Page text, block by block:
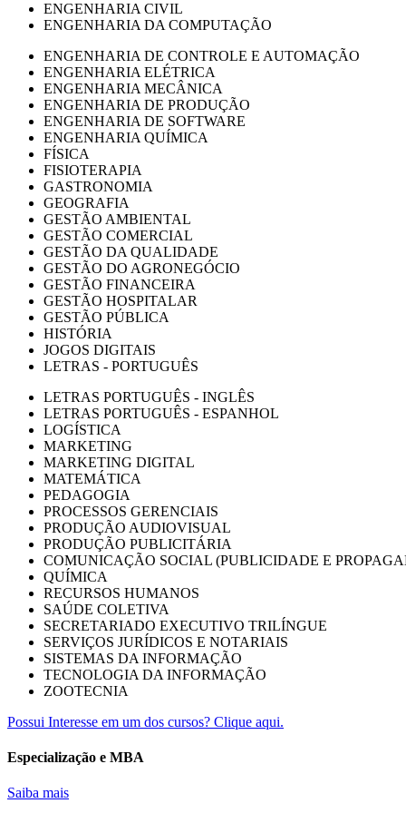
ENGENHARIA CIVIL
ENGENHARIA DA COMPUTAÇÃO
ENGENHARIA DE CONTROLE E AUTOMAÇÃO
ENGENHARIA ELÉTRICA
ENGENHARIA MECÂNICA
ENGENHARIA DE PRODUÇÃO
ENGENHARIA DE SOFTWARE
ENGENHARIA QUÍMICA
FÍSICA
FISIOTERAPIA
GASTRONOMIA
GEOGRAFIA
GESTÃO AMBIENTAL
GESTÃO COMERCIAL
GESTÃO DA QUALIDADE
GESTÃO DO AGRONEGÓCIO
GESTÃO FINANCEIRA
GESTÃO HOSPITALAR
GESTÃO PÚBLICA
HISTÓRIA
JOGOS DIGITAIS
LETRAS - PORTUGUÊS
LETRAS PORTUGUÊS - INGLÊS
LETRAS PORTUGUÊS - ESPANHOL
LOGÍSTICA
MARKETING
MARKETING DIGITAL
MATEMÁTICA
PEDAGOGIA
PROCESSOS GERENCIAIS
PRODUÇÃO AUDIOVISUAL
PRODUÇÃO PUBLICITÁRIA
COMUNICAÇÃO SOCIAL (PUBLICIDADE E
QUÍMICA
RECURSOS HUMANOS
SAÚDE COLETIVA
SECRETARIADO EXECUTIVO TRILÍNGUE
SERVIÇOS JURÍDICOS E NOTARIAIS
SISTEMAS DA INFORMAÇÃO
TECNOLOGIA DA INFORMAÇÃO
ZOOTECNIA
Possui Interesse em um dos cursos? Clique aqui.
Especialização e MBA
Saiba mais